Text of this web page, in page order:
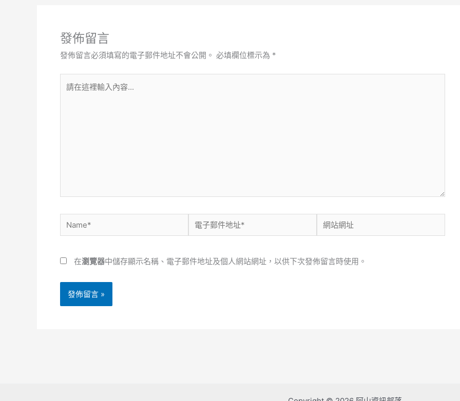
發佈留言
發佈留言必須填寫的電子郵件地址不會公開。 必填欄位標示為 *
在
Name*
子
件
站
址
在瀏覽器中儲存顯示名稱、電子郵件地址及個人網站網址，以供下次發佈留言時使用。